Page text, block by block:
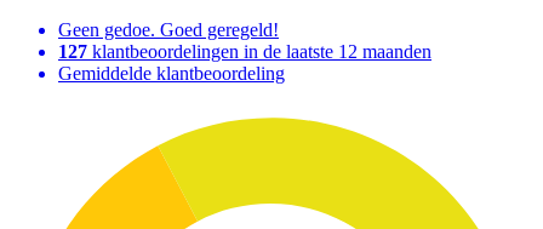
Geen gedoe. Goed geregeld!
127 klantbeoordelingen in de laatste 12 maanden
Gemiddelde klantbeoordeling